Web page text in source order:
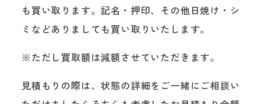
も買い取ります。記名・押印、その他日焼け・シ
ミなどありましても買い取りいたします。
※ただし買取額は減額させていただきます。
見積もりの際は、状態の詳細をご一緒にご相談い